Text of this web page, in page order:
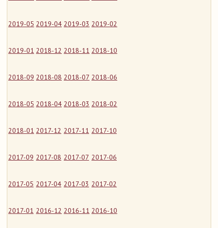
2019-05 2019-04 2019-03 2019-02
2019-01 2018-12 2018-11 2018-10
2018-09 2018-08 2018-07 2018-06
2018-05 2018-04 2018-03 2018-02
2018-01 2017-12 2017-11 2017-10
2017-09 2017-08 2017-07 2017-06
2017-05 2017-04 2017-03 2017-02
2017-01 2016-12 2016-11 2016-10